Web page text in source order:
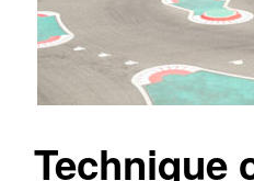
Technique